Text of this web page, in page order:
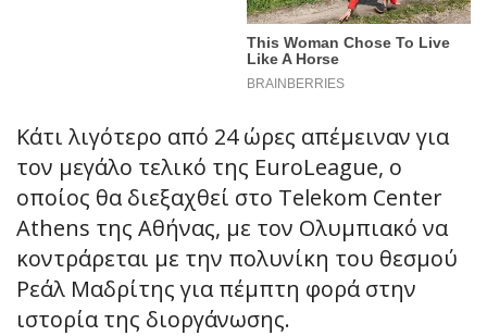
Κάτι λιγότερο από 24 ώρες απέμειναν για
τον μεγάλο τελικό της EuroLeague, ο
οποίος θα διεξαχθεί στο Telekom Center
Athens της Αθήνας, με τον Ολυμπιακό να
κοντράρεται με την πολυνίκη του θεσμού
Ρεάλ Μαδρίτης για πέμπτη φορά στην
ιστορία της διοργάνωσης.